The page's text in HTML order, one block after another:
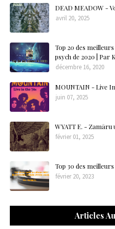
DEAD MEADOW -
avril 20, 2025
Top 20 des
psych de 2020 | Par
décembre 16, 2020
MOUNTAIN - Live
juin 07, 2025
WYATT E. - Zamāru
février 01, 2025
Top 30 des
février 20, 2023
Articles